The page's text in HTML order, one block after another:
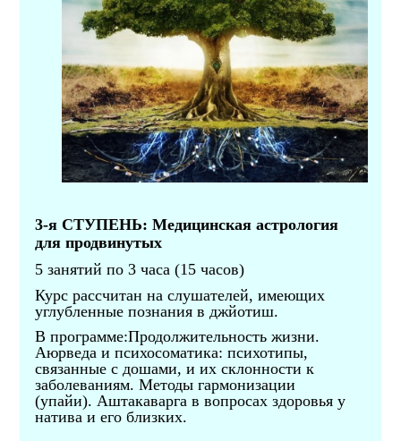
3-я СТУПЕНЬ: Медицинская астрология
для продвинутых
5 занятий по 3 часа (15 часов)
Курс рассчитан на слушателей, имеющих
углубленные познания в джйотиш.
В программе:Продолжительность жизни.
Аюрведа и психосоматика: психотипы,
связанные с дошами, и их склонности к
заболеваниям. Методы гармонизации
(упайи). Аштакаварга в вопросах здоровья у
натива и его близких.